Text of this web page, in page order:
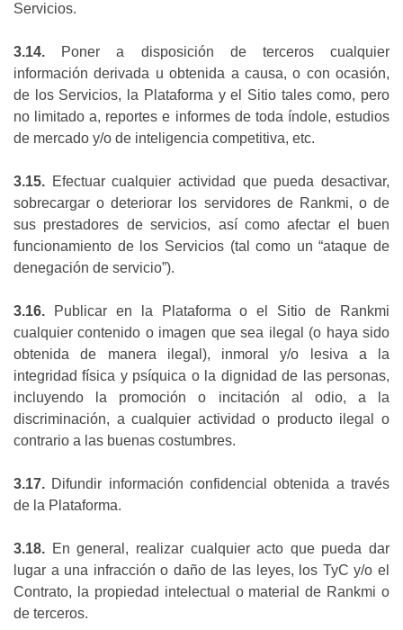
Servicios.
3.14.
Poner a disposición de terceros cualquier
información derivada u obtenida a causa, o con ocasión,
de los Servicios, la Plataforma y el Sitio tales como, pero
no limitado a, reportes e informes de toda índole, estudios
de mercado y/o de inteligencia competitiva, etc.
3.15. Efectuar cualquier actividad que pueda desactivar,
sobrecargar o deteriorar los servidores de Rankmi, o de
sus prestadores de servicios, así como afectar el buen
funcionamiento de los Servicios (tal como un “ataque de
denegación de servicio”).
3.16.
Publicar en la Plataforma o el Sitio de Rankmi
cualquier contenido o imagen que sea ilegal (o haya sido
obtenida de manera ilegal), inmoral y/o lesiva a la
integridad física y psíquica o la dignidad de las personas,
incluyendo la promoción o incitación al odio, a la
discriminación, a cualquier actividad o producto ilegal o
contrario a las buenas costumbres.
3.17. Difundir información confidencial obtenida a través
de la Plataforma.
3.18. En general, realizar cualquier acto que pueda dar
lugar a una infracción o daño de las leyes, los TyC y/o el
Contrato, la propiedad intelectual o material de Rankmi o
de terceros.